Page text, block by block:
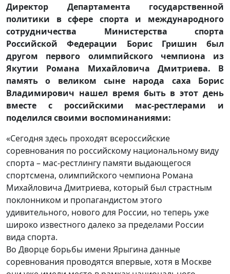
Директор Департамента государственной
политики в сфере спорта и международного
сотрудничества Министерства спорта
Российской Федерации Борис Гришин был
другом первого олимпийского чемпиона из
Якутии Романа Михайловича Дмитриева. В
память о великом сыне народа саха Борис
Владимирович нашел время быть в этот день
вместе с российскими мас-рестлерами и
поделился своими воспоминаниями:
«Сегодня здесь проходят всероссийские
соревнования по российскому национальному виду
спорта – мас-рестлингу памяти выдающегося
спортсмена, олимпийского чемпиона Романа
Михайловича Дмитриева, который был страстным
поклонником и пропагандистом этого
удивительного, нового для России, но теперь уже
широко известного далеко за пределами России
вида спорта.
Во Дворце борьбы имени Ярыгина данные
соревнования проводятся впервые, хотя в Москве